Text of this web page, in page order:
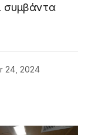
συμβάντα
24, 2024